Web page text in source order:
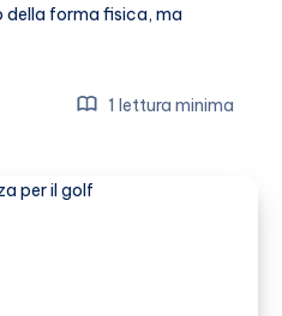
della forma fisica, ma
1 lettura minima